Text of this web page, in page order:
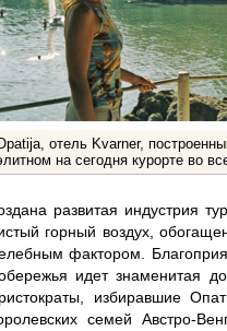
отель Kvarner,
на сегодня курорте во
развитая индустрия
горный воздух,
фактором.
идет знаменитая
избиравшие
семей Австро-